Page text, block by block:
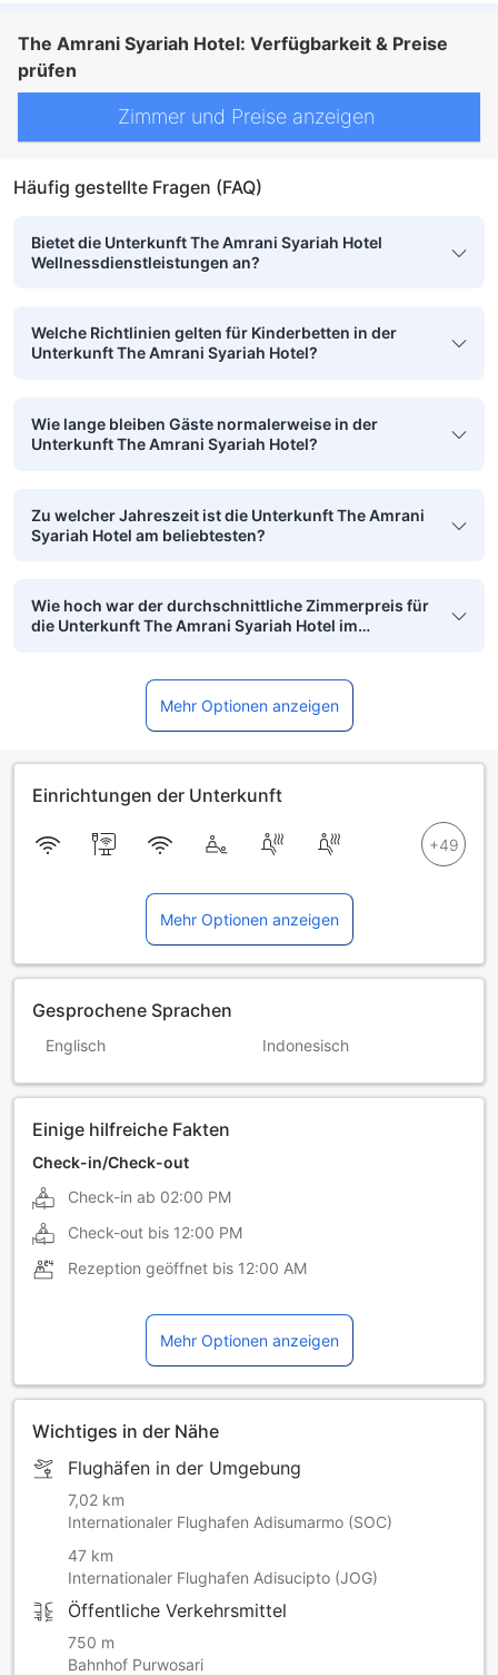
The Amrani Syariah Hotel: Verfügbarkeit & Preise
prüfen
Zimmer und Preise anzeigen
Häufig gestellte Fragen (FAQ)
Bietet die Unterkunft The Amrani Syariah Hotel
Wellnessdienstleistungen an?
Welche Richtlinien gelten für Kinderbetten in der
Unterkunft The Amrani Syariah Hotel?
Wie lange bleiben Gäste normalerweise in der
Unterkunft The Amrani Syariah Hotel?
Zu welcher Jahreszeit ist die Unterkunft The Amrani
Syariah Hotel am beliebtesten?
Wie hoch war der durchschnittliche Zimmerpreis für
die Unterkunft The Amrani Syariah Hotel im
Mehr Optionen anzeigen
Einrichtungen der Unterkunft
Mehr Optionen anzeigen
Gesprochene Sprachen
Englisch Indonesisch
Einige hilfreiche Fakten
Check-in/Check-out
Check-in ab 02:00 PM
Check-out bis 12:00 PM
Rezeption geöffnet bis 12:00 AM
Mehr Optionen anzeigen
Wichtiges in der Nähe
Flughäfen in der Umgebung
7,02 km
Internationaler Flughafen Adisumarmo (SOC)
47 km
Internationaler Flughafen Adisucipto (JOG)
Öffentliche Verkehrsmittel
750 m
Bahnhof Purwosari